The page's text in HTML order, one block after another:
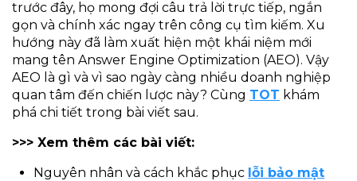
trước đây, họ mong đợi câu trả lời trực tiếp, ngắn
gọn và chính xác ngay trên công cụ tìm kiếm. Xu
hướng này đã làm xuất hiện một khái niệm mới
mang tên Answer Engine Optimization (AEO). Vậy
AEO là gì và vì sao ngày càng nhiều doanh nghiệp
quan tâm đến chiến lược này? Cùng TOT khám
phá chi tiết trong bài viết sau.
>>> Xem thêm các bài viết:
Nguyên nhân và cách khắc phục lỗi bảo mật